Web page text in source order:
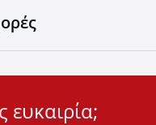
ευκαιρία;